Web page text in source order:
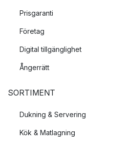
Prisgaranti
Företag
Digital tillgänglighet
Ångerrätt
SORTIMENT
Dukning & Servering
Kök & Matlagning